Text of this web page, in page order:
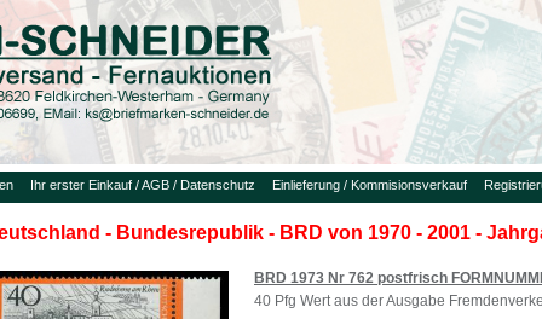
Ihr erster Einkauf / AGB / Datenschutz Einlieferung / Kommisionsverkauf
- Bundesrepublik - BRD von 1970 - 2001 -
BRD 1973 Nr 762 postfrisch
40 Pfg Wert aus der Ausgabe